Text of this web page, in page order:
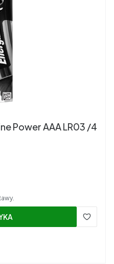
Power AAA LR03 /4